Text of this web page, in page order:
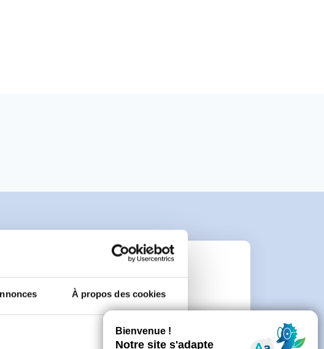
À propos des cookies
vous connecter ou de créer un compte.